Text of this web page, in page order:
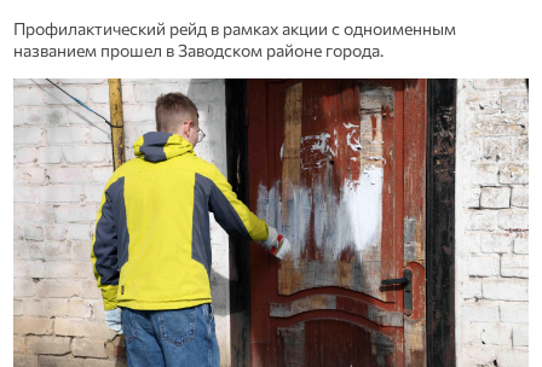
Профилактический рейд в рамках акции с одноименным
названием прошел в Заводском районе города.